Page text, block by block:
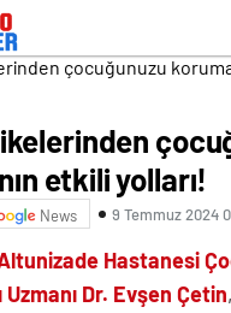
etkili yolları!
News 9 Temmuz 2024
Hastanesi
Uzmanı Dr. Evşen Çetin